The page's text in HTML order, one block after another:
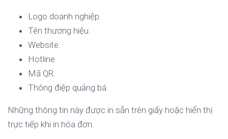
Logo doanh nghiệp.
Tên thương hiệu.
Website.
Hotline.
Mã QR.
Thông điệp quảng bá.
Những thông tin này được in sẵn trên giấy hoặc hiển thị
trực tiếp khi in hóa đơn.